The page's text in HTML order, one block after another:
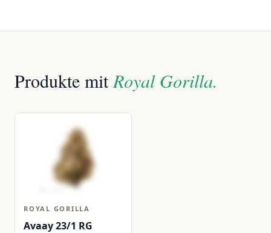
Produkte mitRoyal Gorilla.
ROYAL GORILLA
Avaay 23/1 RG